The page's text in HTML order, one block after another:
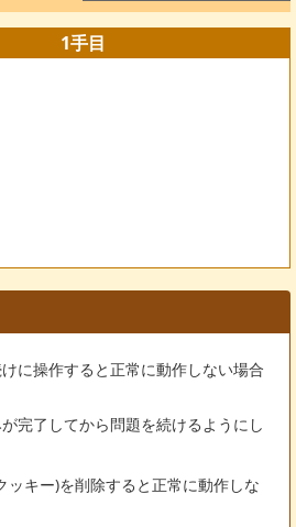
1手目
に操作すると正常に動作しない場合
完了してから問題を続けるようにし
ッキー)を削除すると正常に動作しな